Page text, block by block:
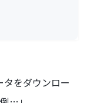
タをダウンロー